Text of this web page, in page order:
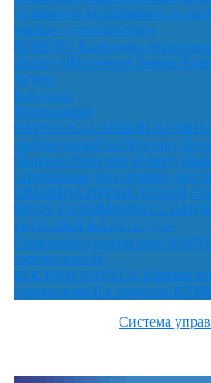
условия их выполнения по
Боевое Единоборство»
КОБУДО. Календарь
спорта «Восточное Боевое
Задачи
Контакты
Фотогалерея
НУНЧАКУ-САНБОН-
соревнований по Нунчаку
Правила Иригуми-Кумитэ
Спортивная дисциплина
ПРАВИЛА ПРОВЕДЕНИЯ
ВИДУ
«КОСИКИ КАРАТЕ-ДО»
Спортивное контактное
соревнований.
КОСИКИ КАРАТЭ. Краткое
соревнований в разделах
Система